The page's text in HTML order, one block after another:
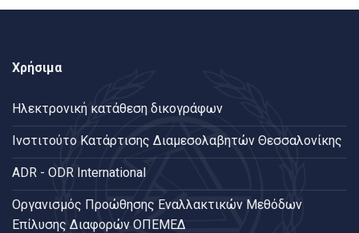
Χρήσιμα
Ηλεκτρονική κατάθεση δικογράφων
Ινστιτούτο Κατάρτισης Διαμεσολαβητών Θεσσαλονίκης
ADR - ODR International
Oργανισμός Προώθησης Εναλλακτικών Μεθόδων
Επίλυσης Διαφορών ΟΠΕΜΕΔ